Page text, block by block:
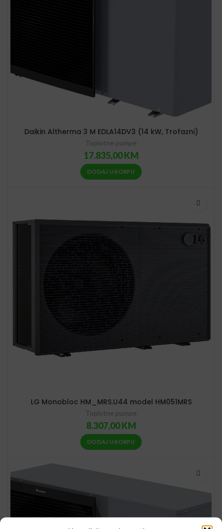
Daikin Altherma 3 M EDLA14DV3 (14 kW, Trofazni)
Toplotne pumpe
17.835,00KM
DODAJ U KORPU
LG Monobloc HM_MRS.U44 model HM051MRS
Toplotne pumpe
8.307,00KM
DODAJ U KORPU